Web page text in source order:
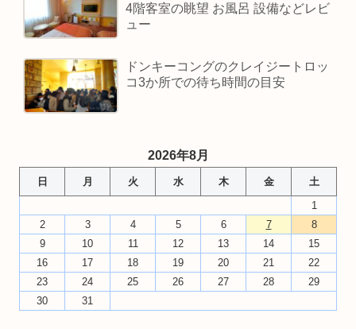
4階客室の眺望 お風呂 設備などレビ
ュー
ドンキーコングのクレイジートロッ
コ3か所での待ち時間の目安
2026年8月
日 月 火 水 木 金
土
1
2
3 4 5 6 7
8
9
10 11 12 13 14
15
16
17 18 19 20 21
22
23
24 25 26 27 28
29
30
31